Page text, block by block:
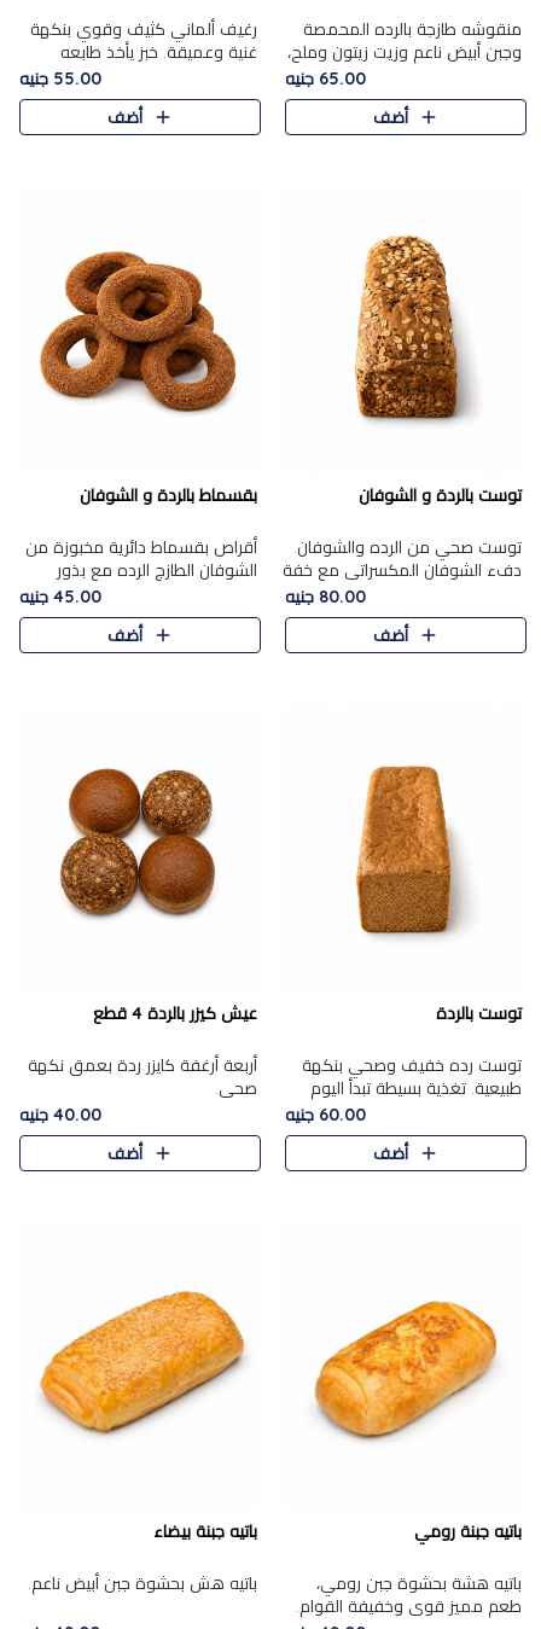
منقوشه طازجة بالرده المحمصة
وجبن أبيض ناعم وزيت زيتون وملح،
مباشرة من الفرن.الرده مع نعومة
الجبن فوق عجينة طازجة.
65.00 جنيه
أضف
رغيف ألماني كثيف وقوي بنكهة
غنية وعميقة. خبز يأخذ طابعه
55.00 جنيه
أضف
توست بالردة و الشوفان
توست صحي من الرده والشوفان.
دفء الشوفان المكسراتي مع خفة
80.00 جنيه
أضف
بقسماط بالردة و الشوفان
أقراص بقسماط دائرية مخبوزة من
الشوفان الطازج الرده مع بذور
مختارة. قرمشة الحبوب والبذور،
بداية صحية لكل صباح.
45.00 جنيه
أضف
توست بالردة
توست رده خفيف وصحي بنكهة
طبيعية. تغذية بسيطة تبدأ اليوم
60.00 جنيه
أضف
عيش كيزر بالردة 4 قطع
أربعة أرغفة كايزر ردة بعمق نكهة
صحي.
40.00 جنيه
أضف
باتيه جبنة رومي
باتيه هشة بحشوة جبن رومي،
طعم مميز قوي وخفيفة القوام.
باتيه جبنة بيضاء
باتيه هش بحشوة جبن أبيض ناعم.